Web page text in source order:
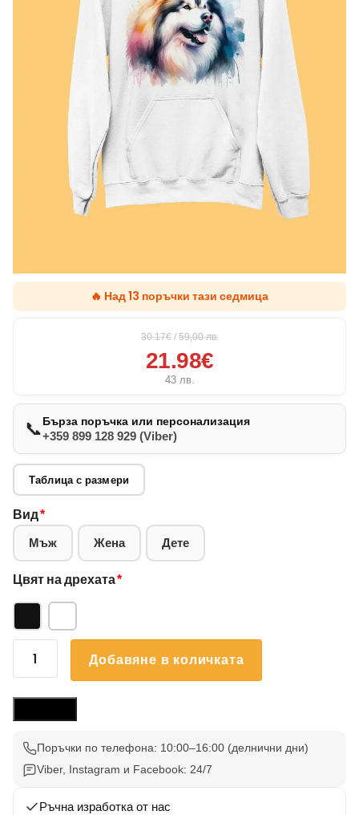
🔥 Над 13 поръчки тази седмица
30.17€ / 59,00лв.
21.98€
43 лв.
📞Бърза поръчка или персонализация
+359 899 128 929 (Viber)
Таблица с размери
Вид*
Мъж Жена Дете
Цвят на дрехата*
количество
001
Добавяне в количката
Поръчки по телефона: 10:00–16:00 (делнични дни)
Viber, Instagram и Facebook: 24/7
Ръчна изработка от нас